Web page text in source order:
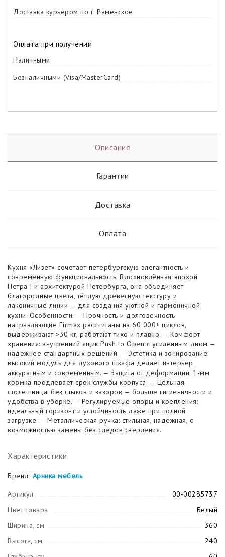
Доставка курьером по г. Раменское
Оплата при получении
Наличными
Безналичными (Visa/MasterCard)
Описание
Гарантии
Доставка
Оплата
Кухня «Лизет» сочетает петербургскую элегантность и
современную функциональность. Вдохновлённая эпохой
Петра I и архитектурой Петербурга, она объединяет
благородные цвета, тёплую древесную текстуру и
лаконичные линии — для создания уютной и гармоничной
кухни. Особенности: — Прочность и долговечность:
направляющие Firmax рассчитаны на 60 000+ циклов,
выдерживают >30 кг, работают тихо и плавно. — Комфорт
хранения: внутренний ящик Push to Open с усиленным дном —
надёжнее стандартных решений. — Эстетика и зонирование:
высокий модуль для духового шкафа делает интерьер
аккуратным и современным. — Защита от деформации: 1-мм
кромка продлевает срок службы корпуса. — Цельная
столешница: без стыков и зазоров — больше гигиеничности и
удобства в уборке. — Регулируемые опоры и крепления:
идеальный горизонт и устойчивость даже при полной
загрузке. — Металлическая ручка: стильная, надёжная, с
возможностью замены без следов сверления.
Характеристики:
Бренд: Арника мебель
Артикул
00-00285737
Цвет товара
Белый
Ширина, см
360
Высота, см
240